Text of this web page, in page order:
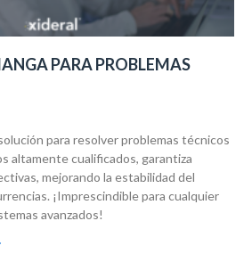
PARA PROBLEMAS
para resolver problemas técnicos
altamente cualificados, garantiza
mejorando la estabilidad del
¡Imprescindible para cualquier
avanzados!